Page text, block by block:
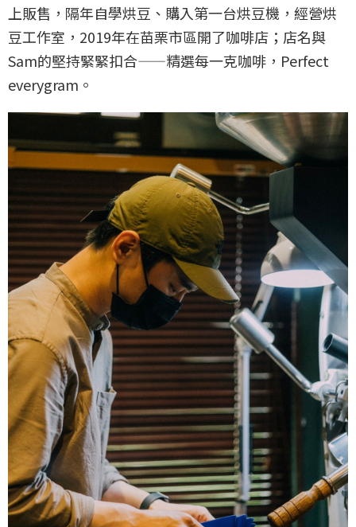
上販售，隔年自學烘豆、購入第一台烘豆機，經營烘
豆工作室，2019年在苗栗市區開了咖啡店；店名與
Sam的堅持緊緊扣合——精選每一克咖啡，Perfect
everygram。